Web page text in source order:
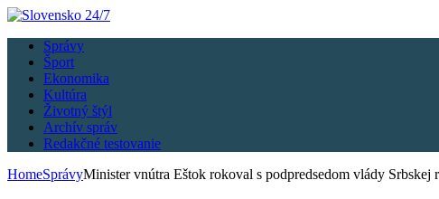
Správy
Šport
Ekonomika
Kultúra
Životný štýl
Archív správ
Redakčné testovanie
HomeSprávyMinister vnútra Eštok rokoval s podpredsedom vlády